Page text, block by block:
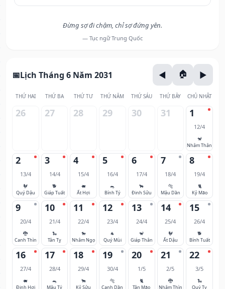
Đừng sợ đi chậm, chỉ sợ đứng yên.
— Tục ngữ Trung Quốc
Lịch Tháng 6 Năm 2031
THỨ HAI THỨ BA THỨ TƯ THỨ NĂM THỨ SÁU THỨ BẢY CHỦ NHẬT
26 27 28 29 30 31 1
12/4
🐒
Nhâm Thân
2
13/4
🐓
Quý Dậu
3
14/4
🐕
Giáp Tuất
4
15/4
🐖
Ất Hợi
5
16/4
🐀
Bính Tý
6
17/4
🐂
Đinh Sửu
7
18/4
🐅
Mậu Dần
8
19/4
🐈
Kỷ Mão
9
20/4
🐉
Canh Thìn
10
21/4
🐍
Tân Tỵ
11
22/4
🐎
Nhâm Ngọ
12
23/4
🐐
Quý Mùi
13
24/4
🐒
Giáp Thân
14
25/4
🐓
Ất Dậu
15
26/4
🐕
Bính Tuất
16
27/4
🐖
Đinh Hợi
17
28/4
🐀
Mậu Tý
18
29/4
🐂
Kỷ Sửu
19
30/4
🐅
Canh Dần
20
1/5
🐈
Tân Mão
21
2/5
🐉
Nhâm Thìn
22
3/5
🐍
Quý Tỵ